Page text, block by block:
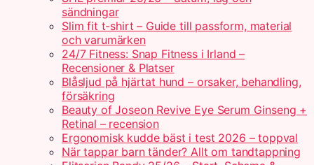
sändningar
Slim fit t-shirt – Guide till passform, material
och varumärken
24/7 Fitness: Snap Fitness i Irland –
Recensioner & Platser
Blåsljud på hjärtat hund – orsaker, behandling,
försäkring
Beauty of Joseon Revive Eye Serum Ginseng +
Retinal – recension
Ergonomisk kudde bäst i test 2026 – toppval
När tappar barn tänder? Allt om tandtappning